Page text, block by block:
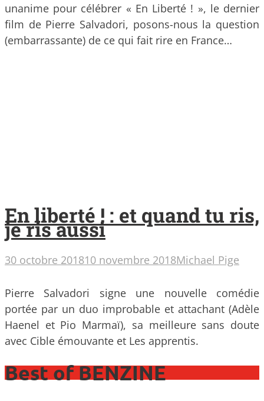
unanime pour célébrer « En Liberté ! », le dernier
film de Pierre Salvadori, posons-nous la question
(embarrassante) de ce qui fait rire en France…
En liberté ! : et quand tu ris,
je ris aussi
30 octobre 201810 novembre 2018Michael Pige
Pierre Salvadori signe une nouvelle comédie
portée par un duo improbable et attachant (Adèle
Haenel et Pio Marmaï), sa meilleure sans doute
avec Cible émouvante et Les apprentis.
Best of BENZINE